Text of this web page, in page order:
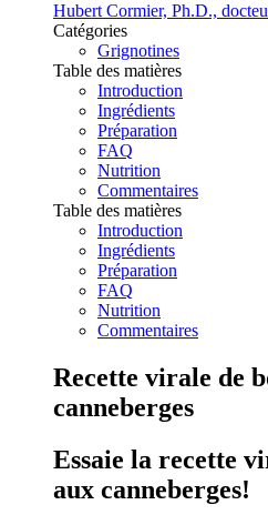
Hubert Cormier, Ph.D.,
Catégories
Grignotines
Table des matières
Introduction
Ingrédients
Préparation
FAQ
Nutrition
Commentaires
Table des matières
Introduction
Ingrédients
Préparation
FAQ
Nutrition
Commentaires
Recette virale de
canneberges
Essaie la recette
aux canneberges!